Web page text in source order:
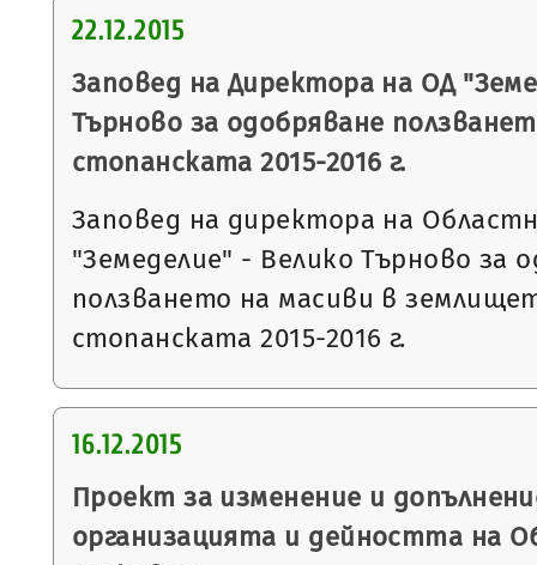
22.12.2015
Заповед на Директора на ОД
Търново за одобряване
стопанската 2015-2016 г.
Заповед на директора на
"Земеделие" - Велико Търново за
ползването на масиви в
стопанската 2015-2016 г.
16.12.2015
Проект за изменение и
организацията и дейността на